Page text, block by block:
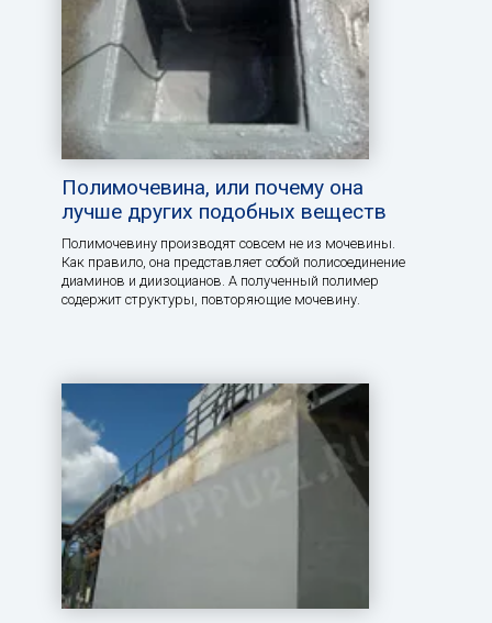
Полимочевина, или почему она
лучше других подобных веществ
Полимочевину производят совсем не из мочевины.
Как правило, она представляет собой полисоединение
диаминов и диизоцианов. А полученный полимер
содержит структуры, повторяющие мочевину.